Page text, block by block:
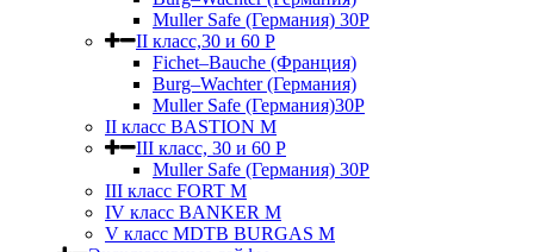
Muller Safe (Германия) 30Р
II класс,30 и 60 P
Fichet–Bauche (Франция)
Burg–Wachter (Германия)
Muller Safe (Германия)30P
II класс BASTION M
III класс, 30 и 60 P
Muller Safe (Германия) 30Р
III класс FORT M
IV класс BANKER M
V класс МDTB BURGAS M